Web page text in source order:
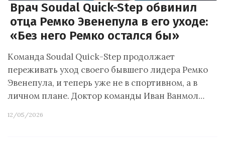
Врач Soudal Quick-Step обвинил
отца Ремко Эвенепула в его уходе:
«Без него Ремко остался бы»
Команда Soudal Quick-Step продолжает
переживать уход своего бывшего лидера Ремко
Эвенепула, и теперь уже не в спортивном, а в
личном плане. Доктор команды Иван Ванмол…
12/05/2026